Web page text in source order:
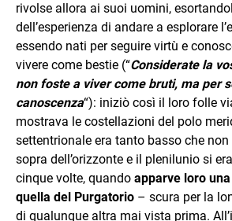
rivolse allora ai suoi uomini,
dell’esperienza di andare a esplorare
essendo nati per seguire virtù e
vivere come bestie (“Considerate la
non foste a viver come bruti, ma per
canoscenza“): iniziò così il loro folle
mostrava le costellazioni del polo
settentrionale era tanto basso che
sopra dell’orizzonte e il plenilunio si
cinque volte, quando apparve loro
quella del Purgatorio – scura per la
di qualunque altra mai vista prima.